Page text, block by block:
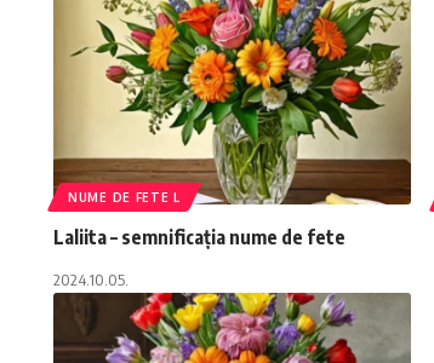
NUME DE FETE L
Laliita – semnificația nume de fete
2024.10.05.